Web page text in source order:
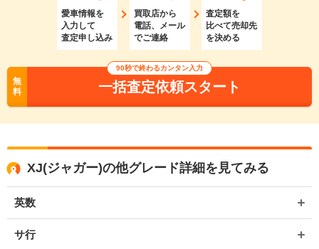
愛車情報を
入力して
査定申し込み
買取店から
電話、メール
でご連絡
査定額を
比べて売却先
を決める
無
料
90秒で終わるカンタン入力
一括査定依頼スタート
XJ(ジャガー)の他グレード詳細を見てみる
英数
サ行